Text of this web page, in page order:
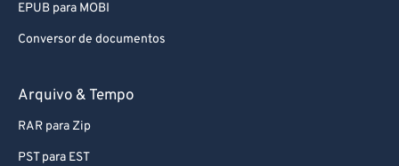
EPUB para MOBI
Conversor de documentos
Arquivo & Tempo
RAR para Zip
PST para EST